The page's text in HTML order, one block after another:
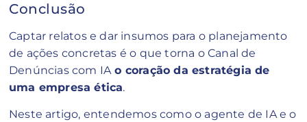
Conclusão
Captar relatos e dar insumos para o planejamento
de ações concretas é o que torna o Canal de
Denúncias com IAo coração da estratégia de
uma empresa ética.
Neste artigo, entendemos como o agente de IA e o